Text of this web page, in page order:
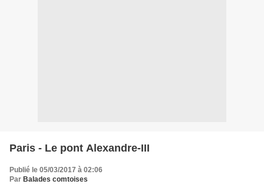
Paris - Le pont Alexandre-III
Publié le 05/03/2017 à 02:06
Par Balades comtoises